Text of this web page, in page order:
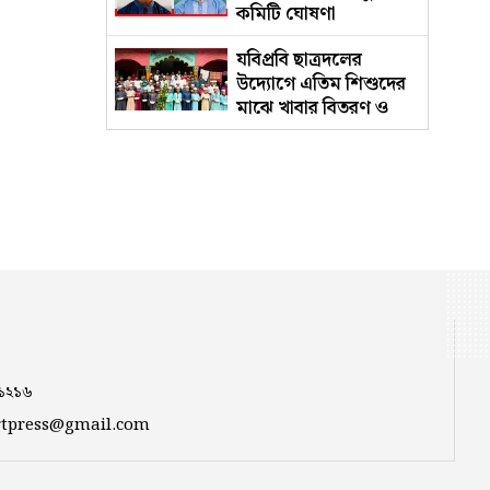
কমিটি ঘোষণা
যবিপ্রবি ছাত্রদলের
উদ্যোগে এতিম শিশুদের
মাঝে খাবার বিতরণ ও
বৃক্ষরোপণ